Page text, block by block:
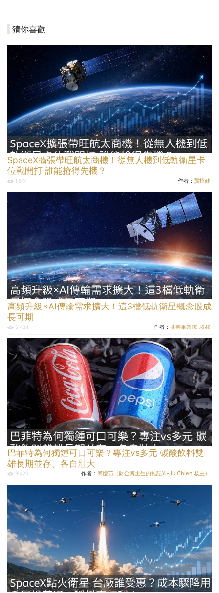
猜你喜歡
SpaceX擴張帶旺航太商機！從無人機到低軌衛星卡
位戰開打 誰能搶得先機？
1,674 作者： 龔招健
高頻升級×AI傳輸需求擴大！這3檔低軌衛星概念股成
長可期
5,484 作者： 韭菜畢業班-叔叔
巴菲特為何獨鍾可口可樂？專注vs多元 碳酸飲料雙
雄長期並存、各自壯大
9,420 作者： 簡憶茹（財金博士生的雜記Yi-Ju Chien 板主）